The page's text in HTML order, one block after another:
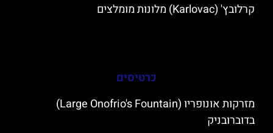
קרלובץ' (Karlovac) מלונות מומלצים
כרטיסים
מזרקות אונופריו (Large Onofrio's Fountain)
בדוברובניק